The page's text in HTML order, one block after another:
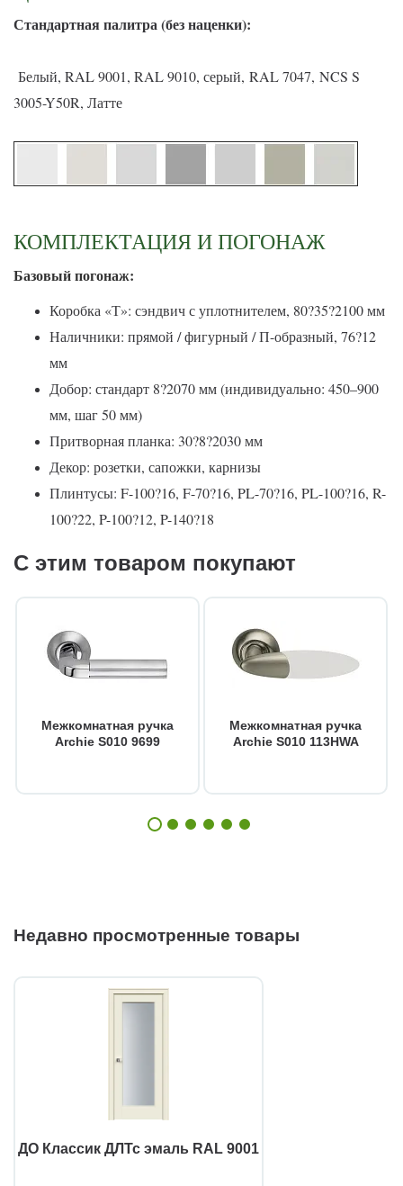
Стандартная палитра (без наценки):
Белый, RAL 9001, RAL 9010, серый, RAL 7047, NCS S
3005-Y50R, Латте
КОМПЛЕКТАЦИЯ И ПОГОНАЖ
Базовый погонаж:
Коробка «Т»: сэндвич с уплотнителем, 80?35?2100 мм
Наличники: прямой / фигурный / П-образный, 76?12
мм
Добор: стандарт 8?2070 мм (индивидуально: 450–900
мм, шаг 50 мм)
Притворная планка: 30?8?2030 мм
Декор: розетки, сапожки, карнизы
Плинтусы: F-100?16, F-70?16, PL-70?16, PL-100?16, R-
100?22, P-100?12, P-140?18
С этим товаром покупают
Межкомнатная ручка
Archie S010 9699
Межкомнатная ручка
Archie S010 113HWA
Недавно просмотренные товары
ДО Классик ДЛТс эмаль RAL 9001